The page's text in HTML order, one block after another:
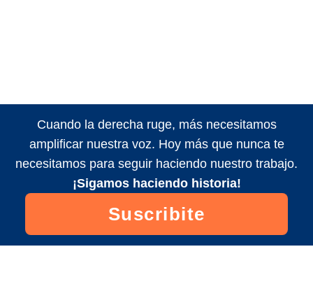
Cuando la derecha ruge, más necesitamos
amplificar nuestra voz. Hoy más que nunca te
necesitamos para seguir haciendo nuestro trabajo.
¡Sigamos haciendo historia!
Suscribite